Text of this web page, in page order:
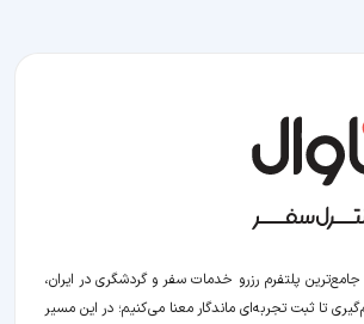
جامع‌ترین پلتفرم رزرو خدمات سفر و گردشگری در ایران،
تا ثبت تجربه‌ای ماندگار معنا می‌کنیم؛ در این مسیر‍